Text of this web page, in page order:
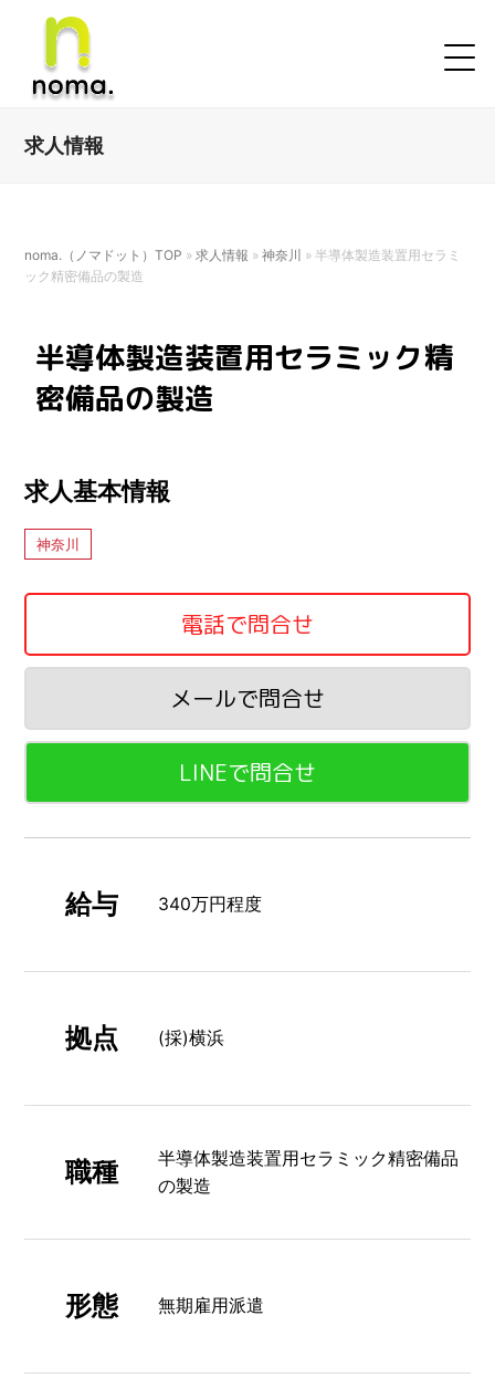
求人情報
noma.（ノマドット）TOP »求人情報 »神奈川 » 半導体製造装置用セラミ
ック精密備品の製造
半導体製造装置用セラミック精
密備品の製造
求人基本情報
神奈川
電話で問合せ
メールで問合せ
LINEで問合せ
給与 340万円程度
拠点 (採)横浜
職種
半導体製造装置用セラミック精密備品
の製造
形態 無期雇用派遣